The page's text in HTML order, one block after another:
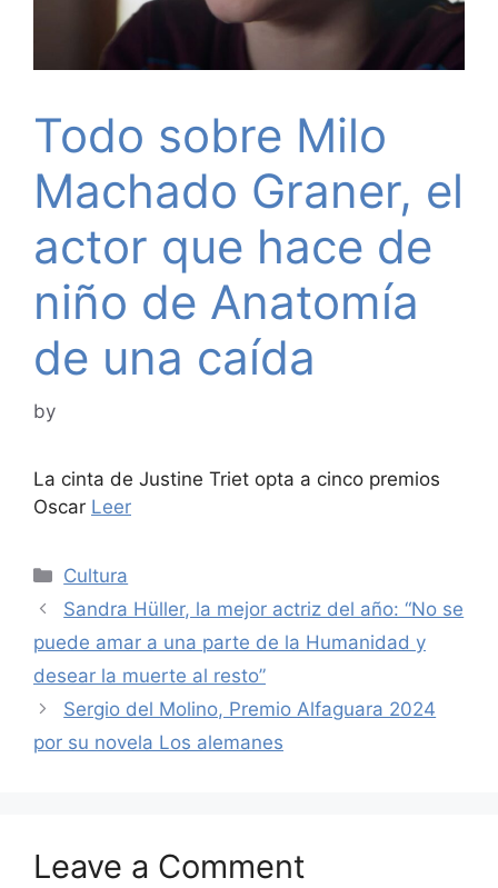
Todo sobre Milo
Machado Graner, el
actor que hace de
niño de Anatomía
de una caída
by
La cinta de Justine Triet opta a cinco premios
Oscar Leer
Categories
Cultura
Sandra Hüller, la mejor actriz del año: “No se
puede amar a una parte de la Humanidad y
desear la muerte al resto”
Sergio del Molino, Premio Alfaguara 2024
por su novela Los alemanes
Leave a Comment